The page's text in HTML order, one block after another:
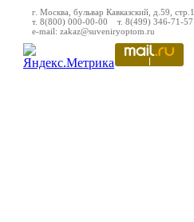
г. Москва, бульвар Кавказский, д.59, стр.1
т. 8(800) 000-00-00 т. 8(499) 346-71-57
e-mail: zakaz@suveniryoptom.ru